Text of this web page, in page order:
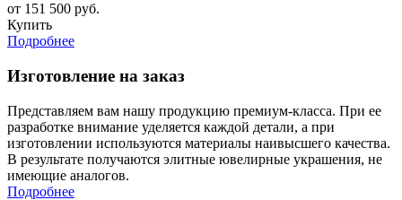
от 151 500 руб.
Купить
Подробнее
Изготовление на заказ
Представляем вам нашу продукцию премиум-класса. При ее
разработке внимание уделяется каждой детали, а при
изготовлении используются материалы наивысшего качества.
В результате получаются элитные ювелирные украшения, не
имеющие аналогов.
Подробнее